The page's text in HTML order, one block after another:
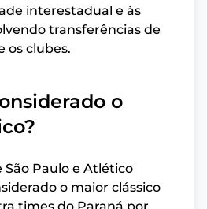
interestadual e às
transferências de
os clubes.
o
Paulo e Atlético
o maior clássico